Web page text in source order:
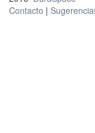
Contacto |